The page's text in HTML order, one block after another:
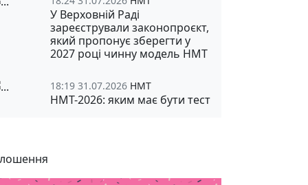
У Верховній Раді
зареєстрували законопроєкт,
який пропонує зберегти у
2027 році чинну модель НМТ
18:19 31.07.2026 НМТ
НМТ-2026: яким має бути тест